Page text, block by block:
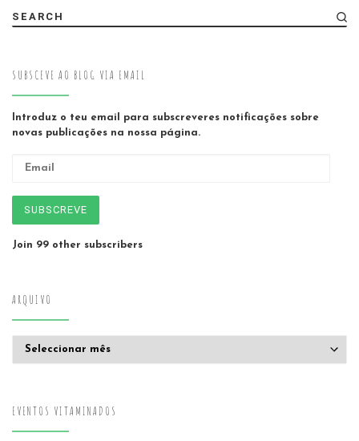
SEARCH
SUBSCEVE AO BLOG VIA EMAIL
Introduz o teu email para subscreveres notificações sobre
novas publicações na nossa página.
SUBSCREVE
Join 99 other subscribers
ARQUIVO
EVENTOS VITAMINADOS